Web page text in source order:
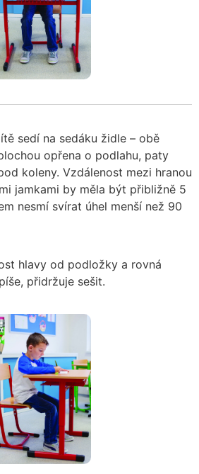
sedí na sedáku židle – obě
opřena o podlahu, paty
koleny. Vzdálenost mezi hranou
jamkami by měla být přibližně 5
nesmí svírat úhel menší než 90
hlavy od podložky a rovná
přidržuje sešit.